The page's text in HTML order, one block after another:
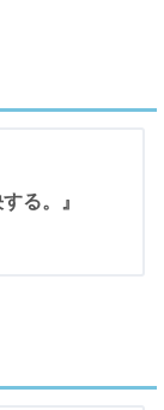
る。』